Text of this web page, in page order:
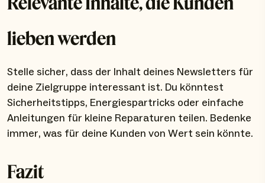
lieben werden
Stelle sicher, dass der Inhalt deines Newsletters für
deine Zielgruppe interessant ist. Du könntest
Sicherheitstipps, Energiespartricks oder einfache
Anleitungen für kleine Reparaturen teilen. Bedenke
immer, was für deine Kunden von Wert sein könnte.
Fazit